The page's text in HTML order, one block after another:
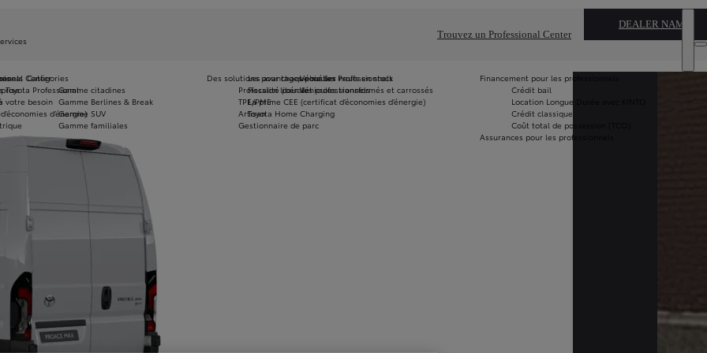
Trouvez un Professional Center
DEALER NAME
Catégories
Gamme citadines
Gamme Berlines & Break
Gamme SUV
Gamme familiales
Véhicules neufs en stock
Véhicules transformés et carrossés
Les avantages pour les Professionnels
Fiscalité pour les professionnels
La prime CEE (certificat d’économies d’énergie)
Toyota Home Charging
votre besoin
d’énergie)
Center
Toyota Professional
Des solutions pour chaque métier
Profession libérale
TPE/PME
Artisan
Gestionnaire de parc
Financement pour les professionnels
Crédit bail
Location Longue Durée avec KINTO
Crédit classique
Coût total de possession (TCO)
Assurances pour les professionnels